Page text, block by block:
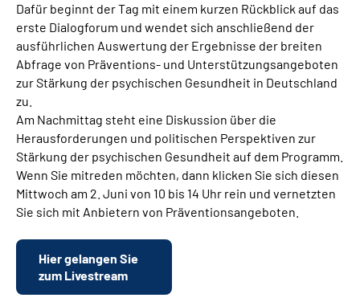
Mein Kundenportal
Dafür beginnt der Tag mit einem kurzen Rückblick auf das
erste Dialogforum und wendet sich anschließend der
ausführlichen Auswertung der Ergebnisse der breiten
Abfrage von Präventions- und Unterstützungsangeboten
zur Stärkung der psychischen Gesundheit in Deutschland
zu.
Am Nachmittag steht eine Diskussion über die
Herausforderungen und politischen Perspektiven zur
Stärkung der psychischen Gesundheit auf dem Programm.
Wenn Sie mitreden möchten, dann klicken Sie sich diesen
Mittwoch am 2. Juni von 10 bis 14 Uhr rein und vernetzten
Sie sich mit Anbietern von Präventionsangeboten.
Hier gelangen Sie
zum Livestream